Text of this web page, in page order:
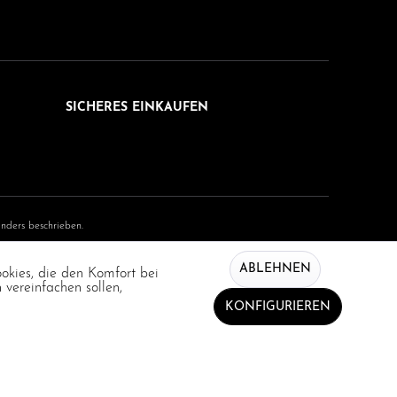
SICHERES EINKAUFEN
beschrieben.
die den Komfort bei
sollen,
ABLEHNEN
KONFIGURIEREN